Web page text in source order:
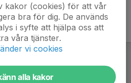
kakor (cookies) för att vår
bra för dig. De används
i syfte att hjälpa oss att
våra tjänster.
vi cookies
alla kakor